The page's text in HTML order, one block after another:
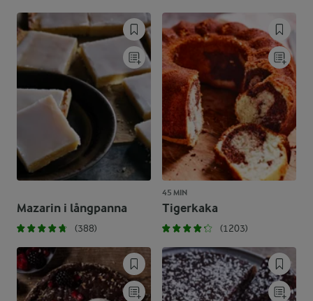
Mazarin i långpanna
(388)
45 MIN
Tigerkaka
(1203)